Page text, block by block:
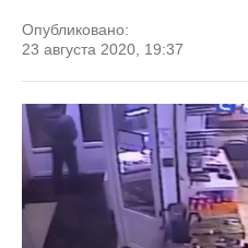
Опубликовано:
23 августа 2020, 19:37